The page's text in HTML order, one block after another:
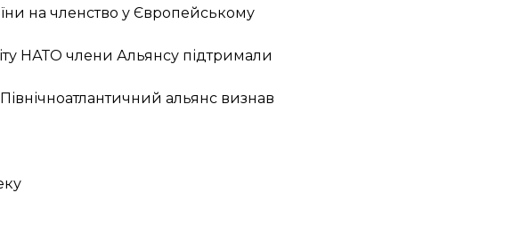
на членство у Європейському
НАТО члени Альянсу підтримали
альянс визнав